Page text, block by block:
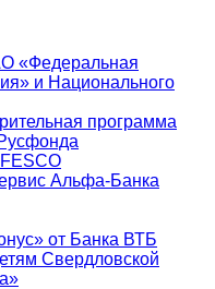
«Федеральная
и Национального
программа
Альфа-Банка
от Банка ВТБ
Свердловской